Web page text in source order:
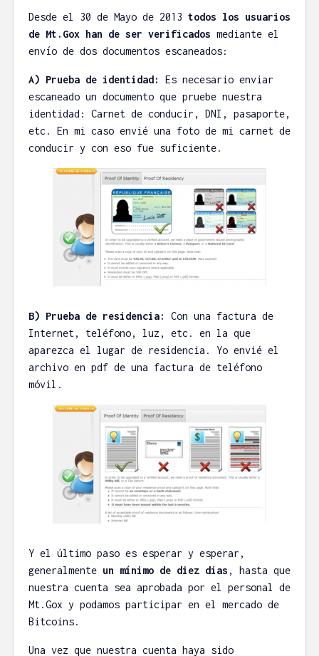
Desde el 30 de Mayo de 2013 todos los usuarios
de Mt.Gox han de ser verificados mediante el
envío de dos documentos escaneados:
A) Prueba de identidad:
Es necesario enviar
escaneado un documento que pruebe nuestra
identidad: Carnet de conducir, DNI, pasaporte,
etc. En mi caso envié una foto de mi carnet de
conducir y con eso fue suficiente.
B) Prueba de residencia:
Con una factura de
Internet, teléfono, luz, etc. en la que
aparezca el lugar de residencia. Yo envié el
archivo en pdf de una factura de teléfono
móvil.
Y el último paso es esperar y esperar,
generalmente un mínimo de diez días , hasta que
nuestra cuenta sea aprobada por el personal de
Mt.Gox y podamos participar en el mercado de
Bitcoins.
Una vez que nuestra cuenta haya sido